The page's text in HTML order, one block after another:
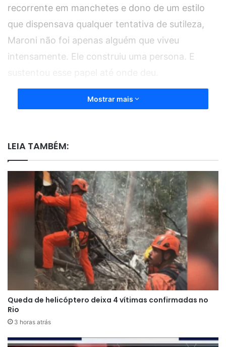
recorrente em manchetes e dono de um estilo
que dispensava qualquer tentativa de sutileza,
Maroni não foi apenas alguém que viveu
intensamente. Ele construiu uma persona. E
Mostrar mais
LEIA TAMBÉM:
Queda de helicóptero deixa 4 vítimas confirmadas no
Rio
3 horas atrás